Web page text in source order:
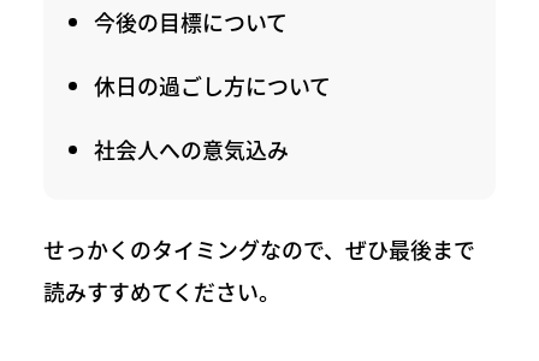
今後の目標について
休日の過ごし方について
社会人への意気込み
せっかくのタイミングなので、ぜひ最後まで
読みすすめてください。